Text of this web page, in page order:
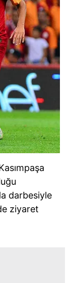
darbesiyle
ziyaret